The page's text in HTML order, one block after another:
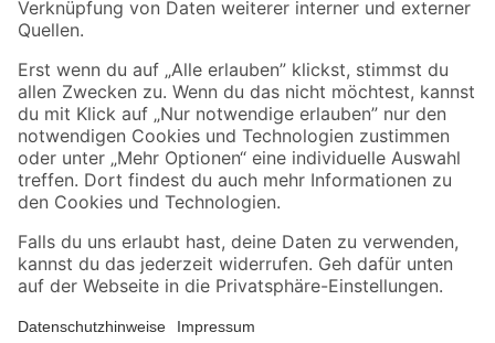
Sicher einkaufen
Jetzt die toom-App herunterladen
Alle Preisangaben in EUR inkl. gesetzl. MwSt.. Die dargestellten Angebote sind unter
Umständen nicht in allen Märkten verfügbar. Die angegebenen Verfügbarkeiten beziehen
Produkte nur solange der Vorrat reicht.
*Paketversand ab 59 € versandkostenfrei, gilt nicht für Artikel mit Speditionsversand, hier